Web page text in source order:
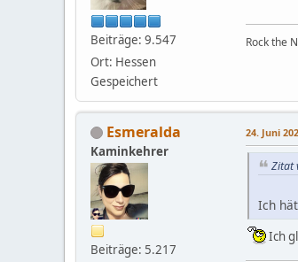
Beiträge: 9.547
Ort: Hessen
Gespeichert
Rock the
Esmeralda
Kaminkehrer
Beiträge: 5.217
24. Juni
Zitat
Ich
Ich